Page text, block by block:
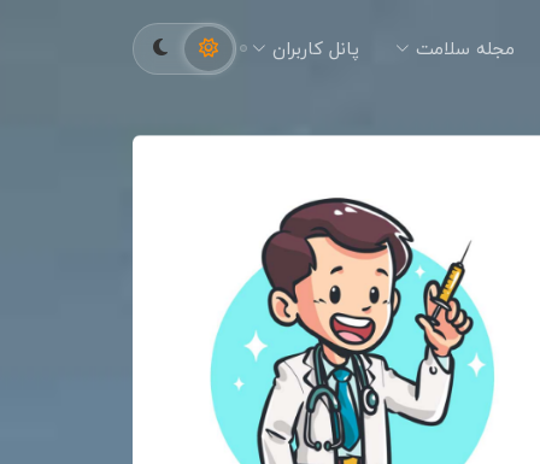
مجله سلامت پانل کاربران